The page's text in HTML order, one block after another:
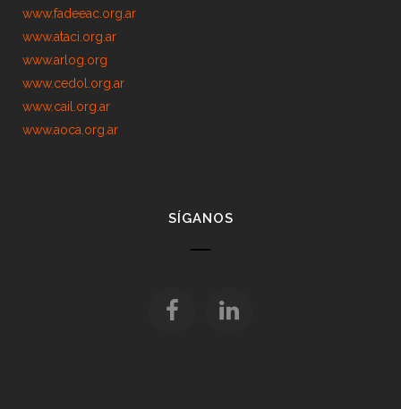
www.fadeeac.org.ar
www.ataci.org.ar
www.arlog.org
www.cedol.org.ar
www.cail.org.ar
www.aoca.org.ar
SÍGANOS